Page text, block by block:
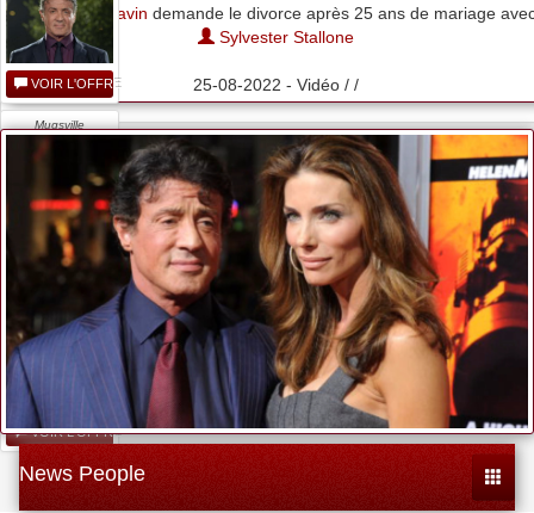
Jennifer Flavin demande le divorce après 25 ans de mariage
Sylvester Stallone
25-08-2022 - Vidéo / /
VOIR L'OFFRE
Mugsville
Samaritan...
VOIR L'OFFRE
Stallone...
VOIR L'OFFRE
News People